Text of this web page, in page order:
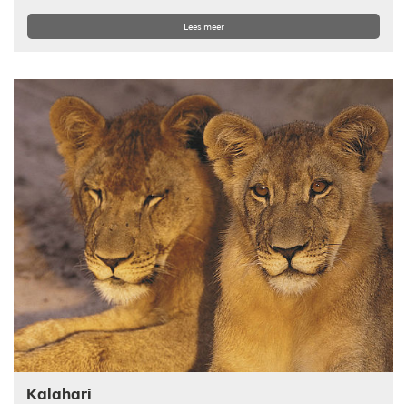
Lees meer
Kalahari